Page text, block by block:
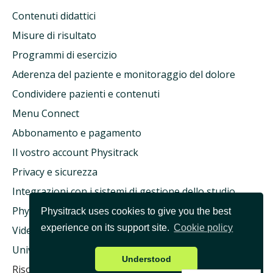
Physitrack uses cookies to give you the best
experience on its support site. Cookie policy
Understood
Contenuti didattici
Misure di risultato
Programmi di esercizio
Aderenza del paziente e monitoraggio del dolore
Condividere pazienti e contenuti
Menu Connect
Abbonamento e pagamento
Il vostro account Physitrack
Privacy e sicurezza
Integrazioni con i sistemi di gestione dello studio
Physitrack e assicurazione sanitaria
Videoconsulto e teleassistenza
Università Physitrack
Risoluzione dei problemi